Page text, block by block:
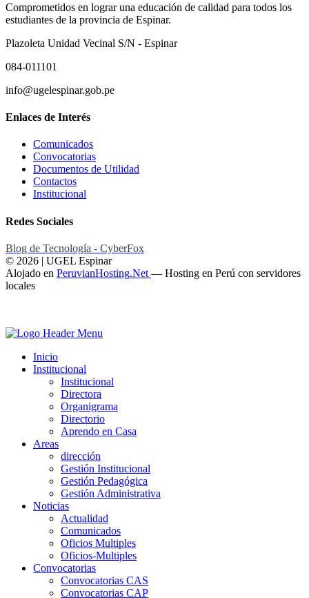
Comprometidos en lograr una educación de calidad para todos los
estudiantes de la provincia de Espinar.
Plazoleta Unidad Vecinal S/N - Espinar
084-011101
info@ugelespinar.gob.pe
Enlaces de Interés
Comunicados
Convocatorias
Documentos de Utilidad
Contactos
Institucional
Redes Sociales
Blog de Tecnología - CyberFox
© 2026 | UGEL Espinar
Alojado en PeruvianHosting.Net — Hosting en Perú con servidores
locales
Inicio
Institucional
Institucional
Directora
Organigrama
Directorio
Aprendo en Casa
Areas
dirección
Gestión Institucional
Gestión Pedagógica
Gestión Administrativa
Noticias
Actualidad
Comunicados
Oficios Multiples
Oficios-Multiples
Convocatorias
Convocatorias CAS
Convocatorias CAP